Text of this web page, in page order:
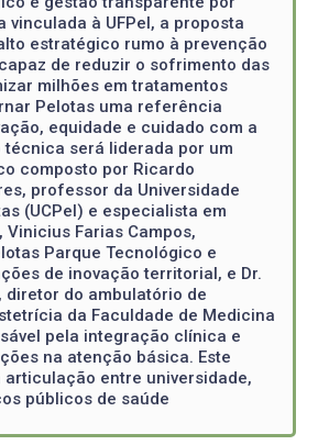
à UFPel, a proposta
estratégico rumo à prevenção
de reduzir o sofrimento das
milhões em tratamentos
Pelotas uma referência
equidade e cuidado com a
técnica será liderada por um
composto por Ricardo
professor da Universidade
(UCPel) e especialista em
Farias Campos,
Parque Tecnológico e
de inovação territorial, e Dr.
diretor do ambulatório de
da Faculdade de Medicina
pela integração clínica e
na atenção básica. Este
articulação entre universidade,
públicos de saúde